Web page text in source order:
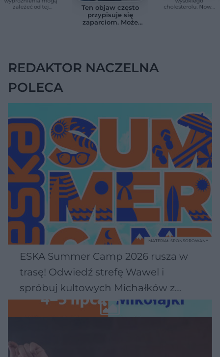
zależeć od tej
Ten objaw często
przypisuje się
zaparciom. Może
cholesterolu. Nowa
REDAKTOR NACZELNA
POLECA
ESKA Summer Camp 2026 rusza w
trasę! Odwiedź strefę Wawel i
spróbuj kultowych Michałków z
Wawelu
MATERIAŁ SPONSOROWANY